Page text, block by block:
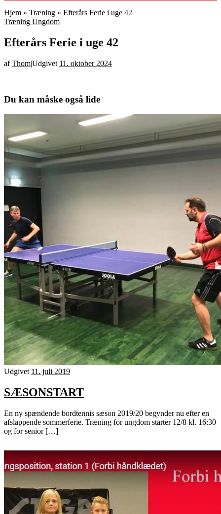
Hjem » Træning » Efterårs Ferie i uge 42
Træning Ungdom
Efterårs Ferie i uge 42
afThom|Udgivet 11. oktober 2024
Du kan måske også lide
Udgivet 11. juli 2019
SÆSONSTART
En ny spændende bordtennis sæson 2019/20 begynder nu efter en
afslappende sommerferie. Træning for ungdom starter 12/8 kl. 16:30
og for senior […]